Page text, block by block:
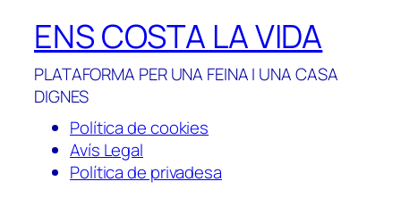
ENS COSTA LA VIDA
PLATAFORMA PER UNA FEINA I UNA CASA
DIGNES
Política de cookies
Avís Legal
Política de privadesa